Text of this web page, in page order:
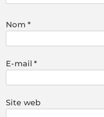
Nom*
E-mail*
Site web